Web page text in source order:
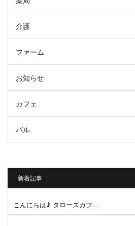
介護
ファーム
お知らせ
カフェ
バル
新着記事
こんにちは♪ タローズカフ...